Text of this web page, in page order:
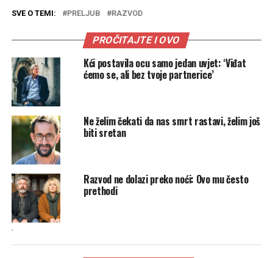
SVE O TEMI: PRELJUB RAZVOD
PROČITAJTE I OVO
Kći postavila ocu samo jedan uvjet: ‘Viđat
ćemo se, ali bez tvoje partnerice’
Ne želim čekati da nas smrt rastavi, želim još
biti sretan
Razvod ne dolazi preko noći: Ovo mu često
prethodi
.